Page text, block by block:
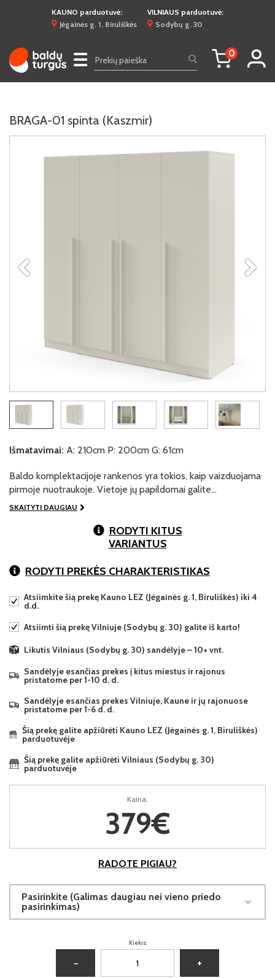
KAUNO parduotuvė:
Jėgainės g. 1, Biruliškės
VILNIAUS parduotuvė:
Sodybų g. 30
☰ 0
BRAGA-01 spinta (Kaszmir)
Išmatavimai: A: 210cm P: 200cm G: 61cm
Baldo komplektacijoje rankenos yra tokios, kaip vaizduojama
pirmoje nuotraukoje. Vietoje jų papildomai galite…
SKAITYTI DAUGIAU
RODYTI KITUS
VARIANTUS
RODYTI PREKĖS CHARAKTERISTIKAS
Atsiimkite šią prekę Kauno LEZ (Jėgainės g. 1, Biruliškės) iki 4
d.d.
Atsiimti šią prekę Vilniuje (Sodybų g. 30) galite iš karto!
Likutis Vilniaus (Sodybų g. 30) sandėlyje – 10+ vnt.
Sandėlyje esančias prekes į kitus miestus ir rajonus
pristatome per 1-10 d. d.
Sandėlyje esančias prekes Vilniuje, Kaune ir jų rajonuose
pristatome per 1-6 d. d.
Šią prekę galite apžiūrėti Kauno LEZ (Jėgainės g. 1, Biruliškės)
parduotuvėje
Šią prekę galite apžiūrėti Vilniaus (Sodybų g. 30)
parduotuvėje
Kaina:
379€
RADOTE PIGIAU?
Pasirinkite (Galimas daugiau nei vieno priedo
pasirinkimas)
Kiekis:
− +